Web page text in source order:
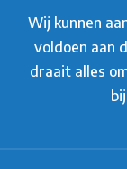
Wij kunnen
voldoen aan
draait alles